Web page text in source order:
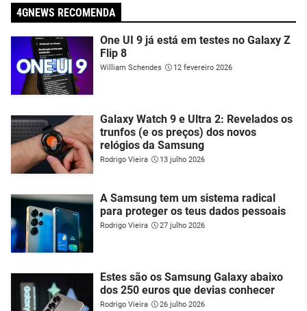
4GNEWS RECOMENDA
One UI 9 já está em testes no Galaxy Z
Flip 8
William Schendes 12 fevereiro 2026
Galaxy Watch 9 e Ultra 2: Revelados os
trunfos (e os preços) dos novos
relógios da Samsung
Rodrigo Vieira 13 julho 2026
A Samsung tem um sistema radical
para proteger os teus dados pessoais
Rodrigo Vieira 27 julho 2026
Estes são os Samsung Galaxy abaixo
dos 250 euros que devias conhecer
Rodrigo Vieira 26 julho 2026